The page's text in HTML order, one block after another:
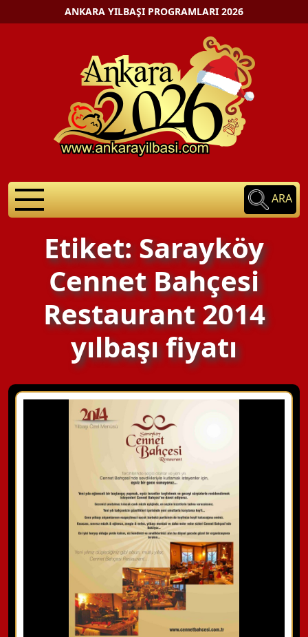
ANKARA YILBAŞI PROGRAMLARI 2026
ARA
Etiket: Sarayköy
Cennet Bahçesi
Restaurant 2014
yılbaşı fiyatı